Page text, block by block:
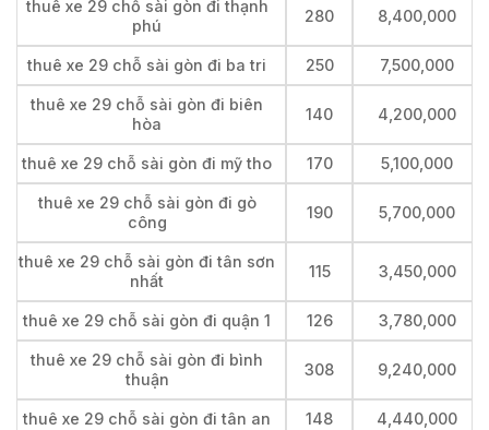
thuê xe 29 chỗ sài gòn đi thạnh
phú
280 8,400,000
thuê xe 29 chỗ sài gòn đi ba tri 250 7,500,000
thuê xe 29 chỗ sài gòn đi biên
hòa
140 4,200,000
thuê xe 29 chỗ sài gòn đi mỹ tho 170 5,100,000
thuê xe 29 chỗ sài gòn đi gò
công
190 5,700,000
thuê xe 29 chỗ sài gòn đi tân sơn
nhất
115 3,450,000
thuê xe 29 chỗ sài gòn đi quận 1 126 3,780,000
thuê xe 29 chỗ sài gòn đi bình
thuận
308 9,240,000
thuê xe 29 chỗ sài gòn đi tân an 148 4,440,000